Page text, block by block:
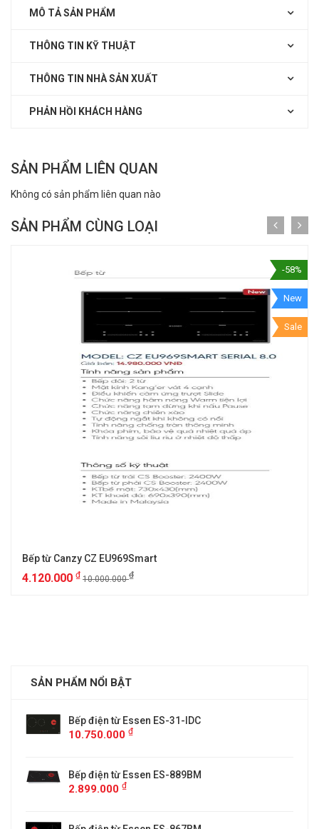
MÔ TẢ SẢN PHẨM
THÔNG TIN KỸ THUẬT
THÔNG TIN NHÀ SẢN XUẤT
PHẢN HỒI KHÁCH HÀNG
SẢN PHẨM LIÊN QUAN
Không có sản phẩm liên quan nào
SẢN PHẨM CÙNG LOẠI
-58%
New
Sale
Bếp từ Canzy CZ EU969Smart
4.120.000 ₫ 10.000.000₫
SẢN PHẨM NỔI BẬT
Bếp điện từ Essen ES-31-IDC
10.750.000 ₫
Bếp điện từ Essen ES-889BM
2.899.000 ₫